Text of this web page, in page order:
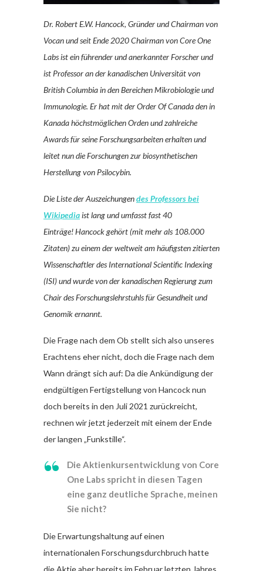
Dr. Robert E.W. Hancock, Gründer und Chairman von
Vocan und seit Ende 2020 Chairman von Core One
Labs ist ein führender und anerkannter Forscher und
ist Professor an der kanadischen Universität von
British Columbia in den Bereichen Mikrobiologie und
Immunologie. Er hat mit der Order Of Canada den in
Kanada höchstmöglichen Orden und zahlreiche
Awards für seine Forschungsarbeiten erhalten und
leitet nun die Forschungen zur biosynthetischen
Herstellung von Psilocybin.
Die Liste der Auszeichungendes Professors bei
Wikipediaist lang und umfasst fast 40
Einträge! Hancock gehört (mit mehr als 108.000
Zitaten) zu einem der weltweit am häufigsten zitierten
Wissenschaftler des International Scientific Indexing
(ISI) und wurde von der kanadischen Regierung zum
Chair des Forschungslehrstuhls für Gesundheit und
Genomik ernannt.
Die Frage nach dem Ob stellt sich also unseres
Erachtens eher nicht, doch die Frage nach dem
Wann drängt sich auf: Da die Ankündigung der
endgültigen Fertigstellung von Hancock nun
doch bereits in den Juli 2021 zurückreicht,
rechnen wir jetzt jederzeit mit einem der Ende
der langen „Funkstille“.
Die Aktienkursentwicklung von Core
One Labs spricht in diesen Tagen
eine ganz deutliche Sprache, meinen
Sie nicht?
Die Erwartungshaltung auf einen
internationalen Forschungsdurchbruch hatte